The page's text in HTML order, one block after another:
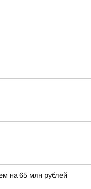
на 65 млн рублей